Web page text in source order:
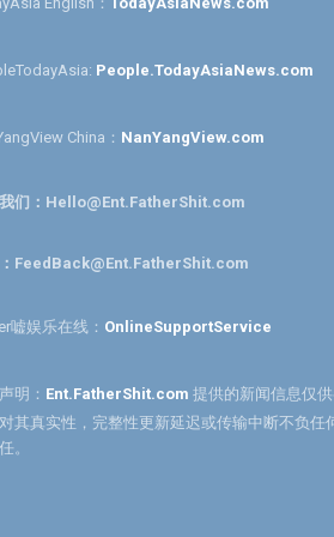
People.TodayAsiaNews.com
China： NanYangView.com
们：Hello@Ent.FatherShit.com
FeedBack@Ent.FatherShit.com
嘘娱乐在线： OnlineSupportService
明： Ent.FatherShit.com 提供的新闻信息仅
其真实性，完整性更新延迟或传输中断不负任
。